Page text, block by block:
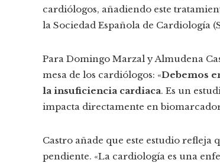
cardiólogos, añadiendo este
la Sociedad Española de Cardiología
Para Domingo Marzal y Almudena
mesa de los cardiólogos: «Debemos
la insuficiencia cardiaca. Es un
impacta directamente en
Castro añade que este estudio refleja
pendiente. «La cardiología es una